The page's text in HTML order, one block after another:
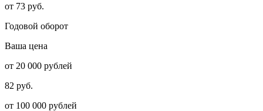
от 73 руб.
Годовой оборот
Ваша цена
от 20 000 рублей
82 руб.
от 100 000 рублей